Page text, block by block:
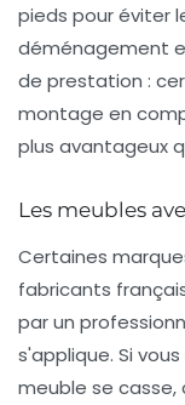
pieds pour éviter
déménagement
de prestation :
montage en
plus avantageux
Les meubles
Certaines
fabricants
par un
s'applique. Si
meuble se casse,